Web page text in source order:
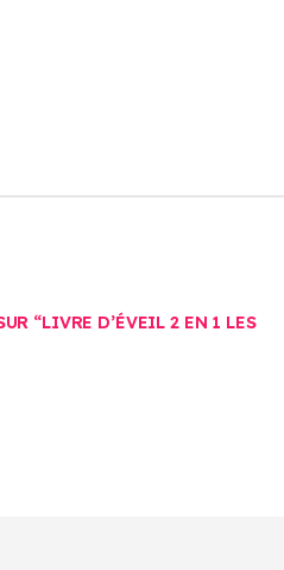
“LIVRE D’ÉVEIL 2 EN 1 LES